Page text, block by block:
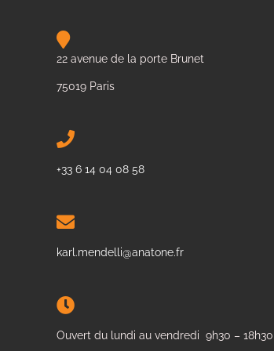
22 avenue de la porte Brunet
75019 Paris
+33 6 14 04 08 58
karl.mendelli@anatone.fr
Ouvert du lundi au vendredi 9h30 – 18h30